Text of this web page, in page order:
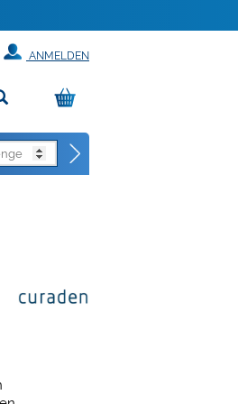
ANMELDEN